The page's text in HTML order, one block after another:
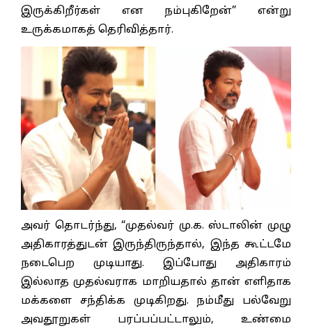
இருக்கிறீர்கள் என நம்புகிறேன்” என்று
உருக்கமாகத் தெரிவித்தார்.
அவர் தொடர்ந்து, “முதல்வர் மு.க. ஸ்டாலின் முழு
அதிகாரத்துடன் இருந்திருந்தால், இந்த கூட்டமே
நடைபெற முடியாது. இப்போது அதிகாரம்
இல்லாத முதல்வராக மாறியதால் தான் எளிதாக
மக்களை சந்திக்க முடிகிறது. நம்மீது பல்வேறு
அவதூறுகள் பரப்பப்பட்டாலும், உண்மை